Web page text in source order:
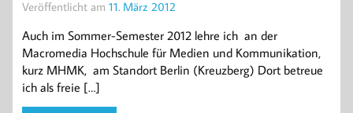
Veröffentlicht am 11. März 2012
Auch im Sommer-Semester 2012 lehre ich an der
Macromedia Hochschule für Medien und Kommunikation,
kurz MHMK, am Standort Berlin (Kreuzberg) Dort betreue
ich als freie […]